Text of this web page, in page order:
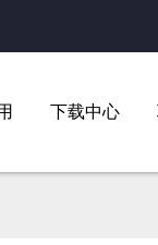
下载中心